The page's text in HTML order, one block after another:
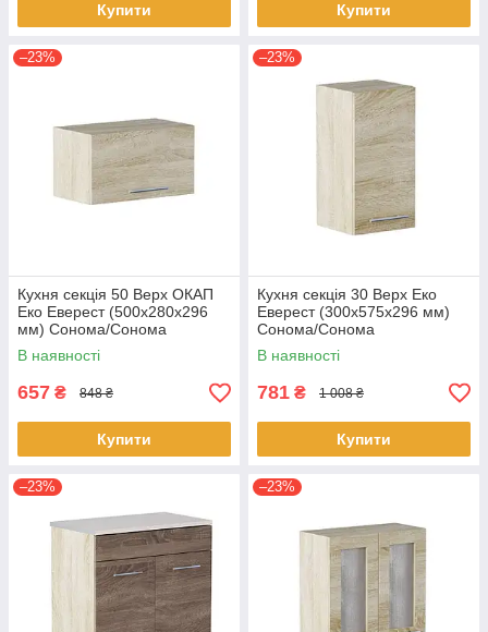
Купити Купити
–23%
Кухня секція 50 Верх ОКАП
Еко Еверест (500х280х296
мм) Сонома/Сонома
В наявності
657 ₴ 848 ₴
Купити
–23%
Кухня секція 30 Верх Еко
Еверест (300х575х296 мм)
Сонома/Сонома
В наявності
781 ₴ 1 008 ₴
Купити
–23% –23%